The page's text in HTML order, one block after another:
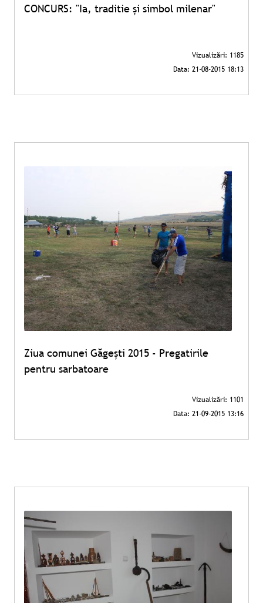
CONCURS: "Ia, traditie şi simbol milenar"
Ziua comunei Găgeşti 2015 - Pregatirile
pentru sarbatoare